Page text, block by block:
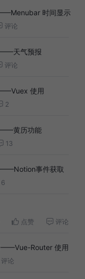
Electron+Vue3 MAC 版日历开发记录(7)——Menubar 时间显示
评论
天气预报
评论
使用
2
黄历功能
13
事件获取
6
点赞 评论
Router 使用
评论